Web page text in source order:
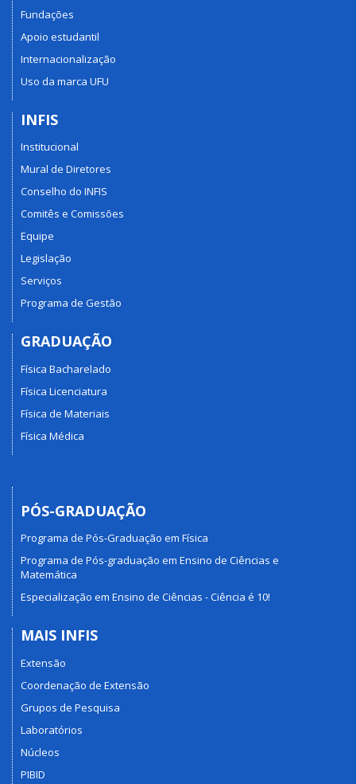
Fundações
Apoio estudantil
Internacionalização
Uso da marca UFU
INFIS
Institucional
Mural de Diretores
Conselho do INFIS
Comitês e Comissões
Equipe
Legislação
Serviços
Programa de Gestão
GRADUAÇÃO
Física Bacharelado
Física Licenciatura
Física de Materiais
Física Médica
PÓS-GRADUAÇÃO
Programa de Pós-Graduação em Física
Programa de Pós-graduação em Ensino de Ciências e
Matemática
Especialização em Ensino de Ciências - Ciência é 10!
MAIS INFIS
Extensão
Coordenação de Extensão
Grupos de Pesquisa
Laboratórios
Núcleos
PIBID